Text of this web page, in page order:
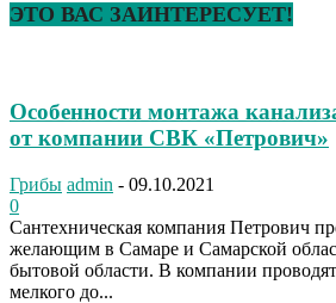
ЭТО ВАС ЗАИНТЕРЕСУЕТ!
Особенности монтажа
от компании СВК «Петрович»
Грибы admin - 09.10.2021
0
Сантехническая компания Петрович
желающим в Самаре и Самарской
бытовой области. В компании
мелкого до...